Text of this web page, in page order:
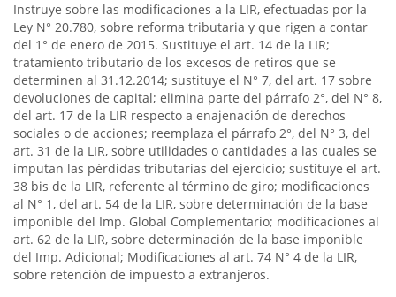
Instruye sobre las modificaciones a la LIR, efectuadas por la
Ley N° 20.780, sobre reforma tributaria y que rigen a contar
del 1° de enero de 2015. Sustituye el art. 14 de la LIR;
tratamiento tributario de los excesos de retiros que se
determinen al 31.12.2014; sustituye el N° 7, del art. 17 sobre
devoluciones de capital; elimina parte del párrafo 2°, del N° 8,
del art. 17 de la LIR respecto a enajenación de derechos
sociales o de acciones; reemplaza el párrafo 2°, del N° 3, del
art. 31 de la LIR, sobre utilidades o cantidades a las cuales se
imputan las pérdidas tributarias del ejercicio; sustituye el art.
38 bis de la LIR, referente al término de giro; modificaciones
al N° 1, del art. 54 de la LIR, sobre determinación de la base
imponible del Imp. Global Complementario; modificaciones al
art. 62 de la LIR, sobre determinación de la base imponible
del Imp. Adicional; Modificaciones al art. 74 N° 4 de la LIR,
sobre retención de impuesto a extranjeros.